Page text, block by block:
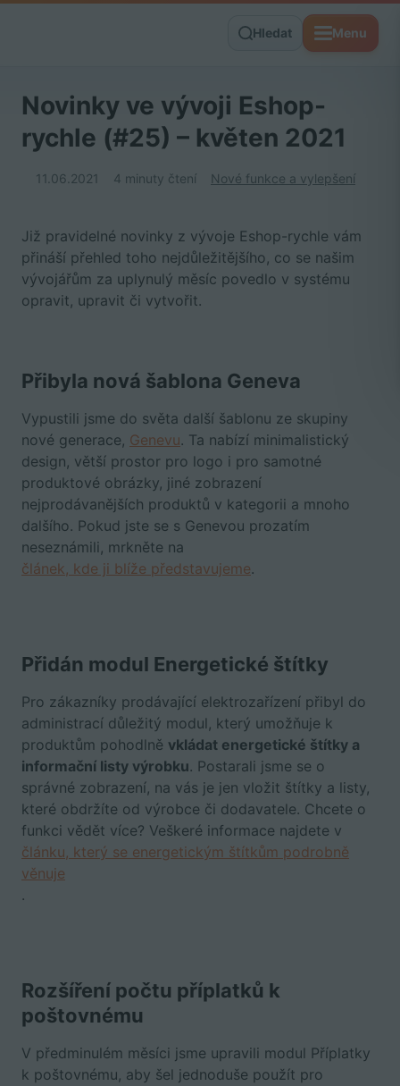
Hledat Menu
Novinky ve vývoji Eshop-
rychle (#25) – květen 2021
11.06.2021 4 minuty čtení Nové funkce a vylepšení
Již pravidelné novinky z vývoje Eshop-rychle vám
přináší přehled toho nejdůležitějšího, co se našim
vývojářům za uplynulý měsíc povedlo v systému
opravit, upravit či vytvořit.
Přibyla nová šablona Geneva
Vypustili jsme do světa další šablonu ze skupiny
nové generace, Genevu. Ta nabízí minimalistický
design, větší prostor pro logo i pro samotné
produktové obrázky, jiné zobrazení
nejprodávanějších produktů v kategorii a mnoho
dalšího. Pokud jste se s Genevou prozatím
neseznámili, mrkněte na
článek, kde ji blíže představujeme.
Přidán modul Energetické štítky
Pro zákazníky prodávající elektrozařízení přibyl do
administrací důležitý modul, který umožňuje k
produktům pohodlně vkládat energetické štítky a
informační listy výrobku. Postarali jsme se o
správné zobrazení, na vás je jen vložit štítky a listy,
které obdržíte od výrobce či dodavatele. Chcete o
funkci vědět více? Veškeré informace najdete v
článku, který se energetickým štítkům podrobně
věnuje
.
Rozšíření počtu příplatků k
poštovnému
V předminulém měsíci jsme upravili modul Příplatky
k poštovnému, aby šel jednoduše použít pro